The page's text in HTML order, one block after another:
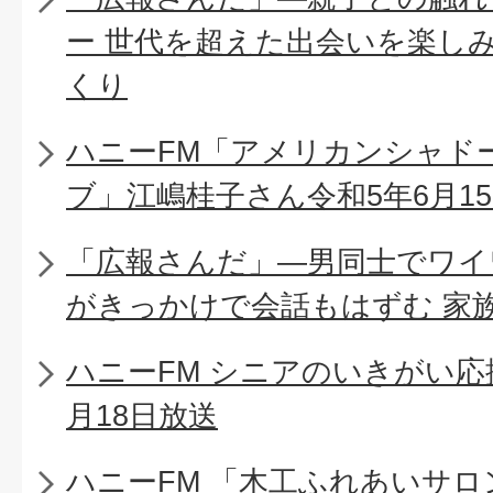
ー 世代を超えた出会いを楽し
くり
ハニーFM「アメリカンシャド
ブ」江嶋桂子さん令和5年6月
「広報さんだ」―男同士でワ
がきっかけで会話もはずむ 家
ハニーFM シニアのいきがい
月18日放送
ハニーFM 「木工ふれあいサ